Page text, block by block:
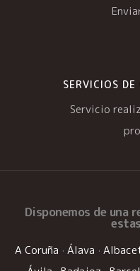
SERVICIOS
Servicio
Disponemos de una
A Coruña · Álava ·